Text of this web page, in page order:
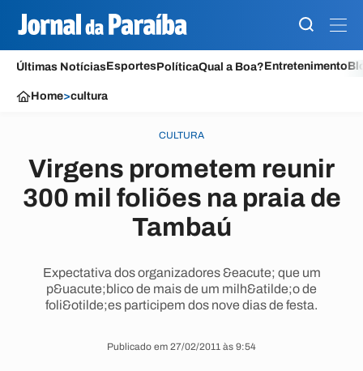
Últimas NotíciasEsportesPolíticaQual a Boa?Entretenimento
Home>cultura
CULTURA
Virgens prometem reunir
300 mil foliões na praia de
Tambaú
Expectativa dos organizadores &eacute; que um
p&uacute;blico de mais de um milh&atilde;o de
foli&otilde;es participem dos nove dias de festa.
Publicado em 27/02/2011 às 9:54